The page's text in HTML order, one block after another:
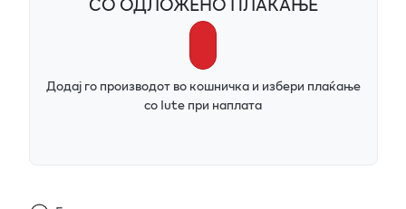
Додај го производот во кошничка и избери плаќање
со Iute при наплата